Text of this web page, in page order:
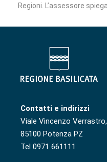
Regioni. L’assessore
Contatti e indirizzi
Viale Vincenzo
85100 Potenza PZ
Tel 0971 661111